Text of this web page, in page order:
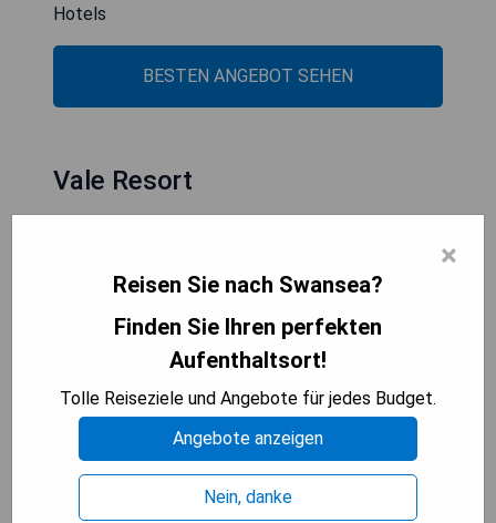
Hotels
BESTEN ANGEBOT SEHEN
Vale Resort
×
Reisen Sie nach Swansea?
Finden Sie Ihren perfekten
Aufenthaltsort!
Tolle Reiseziele und Angebote für jedes Budget.
Angebote anzeigen
Nein, danke